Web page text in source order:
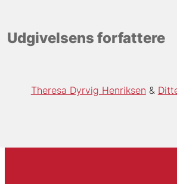
Udgivelsens forfattere
Theresa Dyrvig Henriksen